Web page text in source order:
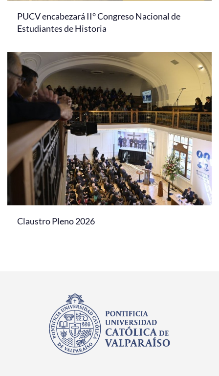
PUCV encabezará II° Congreso Nacional de
Estudiantes de Historia
Claustro Pleno 2026